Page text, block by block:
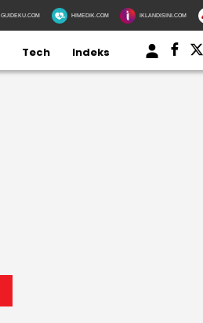
GUIDEKU.COM HIMEDIK.COM IKLANDISINI.COM
Tech Indeks